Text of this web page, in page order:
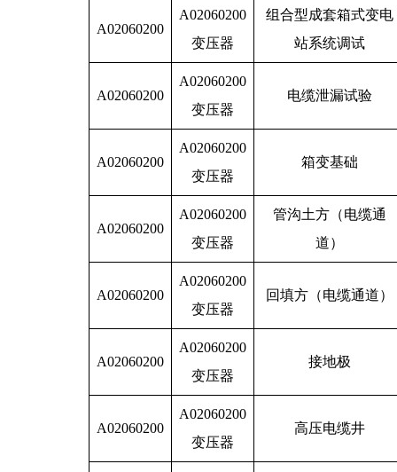
A02060200
A02060200
变压器
组合型成套箱式变电
站系统调试
A02060200
A02060200
变压器
电缆泄漏试验
A02060200
A02060200
变压器
箱变基础
A02060200
A02060200
变压器
管沟土方（电缆通
道）
A02060200
A02060200
变压器
回填方（电缆通道）
A02060200
A02060200
变压器
接地极
A02060200
A02060200
变压器
高压电缆井